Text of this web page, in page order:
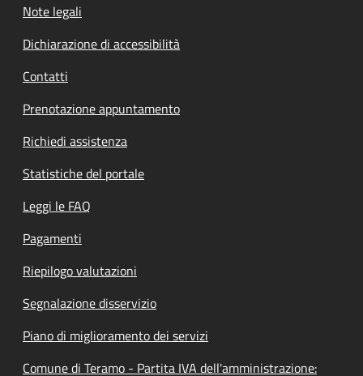
Note legali
Dichiarazione di accessibilità
Contatti
Prenotazione appuntamento
Richiedi assistenza
Statistiche del portale
Leggi le FAQ
Pagamenti
Riepilogo valutazioni
Segnalazione disservizio
Piano di miglioramento dei servizi
Comune di Teramo - Partita IVA dell'amministrazione: